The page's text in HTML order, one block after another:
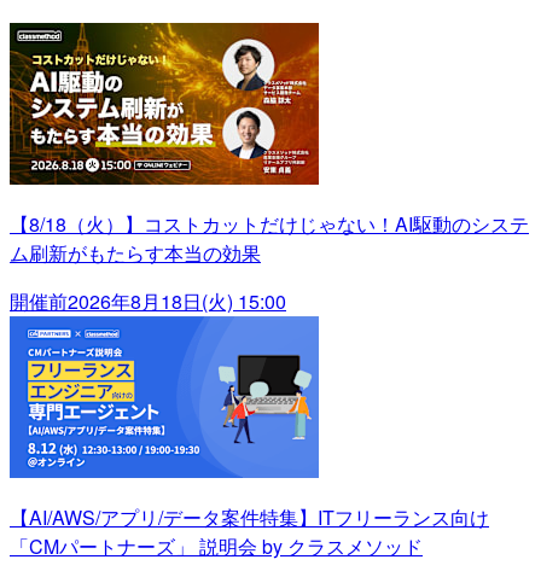
【8/18（火）】コストカットだけじゃない！AI駆動のシステ
ム刷新がもたらす本当の効果
開催前2026年8月18日(火) 15:00
【AI/AWS/アプリ/データ案件特集】ITフリーランス向け
「CMパートナーズ」 説明会 by クラスメソッド